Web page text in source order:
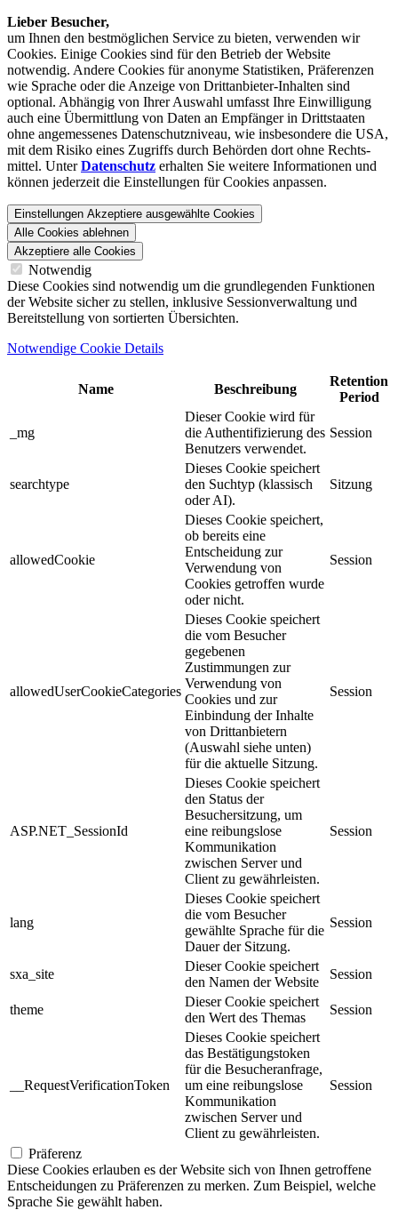
Lieber Besucher,
um Ihnen den best­möglichen Service zu bieten, verwenden wir
Cookies. Einige Cookies sind für den Betrieb der Website
notwendig. Andere Cookies für anonyme Statistiken, Präferenzen
wie Sprache oder die Anzeige von Dritt­anbieter-Inhalten sind
optional. Abhängig von Ihrer Auswahl umfasst Ihre Einwilligung
auch eine Übermittlung von Daten an Empfänger in Drittstaaten
ohne angemessenes Daten­schutz­niveau, wie insbesondere die USA,
mit dem Risiko eines Zugriffs durch Behörden dort ohne Rechts­
mittel. UnterDatenschutz erhalten Sie weitere Informationen und
können jederzeit die Einstellungen für Cookies anpassen.
Einstellungen Akzeptiere ausgewählte Cookies
Alle Cookies ablehnen
Akzeptiere alle Cookies
Notwendig
Diese Cookies sind notwendig um die grundlegenden Funktionen
der Website sicher zu stellen, inklusive Sessionverwaltung und
Bereitstellung von sortierten Übersichten.
Notwendige Cookie Details
Name Beschreibung
Retention
Period
_mg
Dieser Cookie wird für
die Authentifizierung des
Benutzers verwendet.
Session
searchtype
Dieses Cookie speichert
den Suchtyp (klassisch
oder AI).
Sitzung
allowedCookie
Dieses Cookie speichert,
ob bereits eine
Entscheidung zur
Verwendung von
Cookies getroffen wurde
oder nicht.
Session
allowedUserCookieCategories
Dieses Cookie speichert
die vom Besucher
gegebenen
Zustimmungen zur
Verwendung von
Cookies und zur
Einbindung der Inhalte
von Drittanbietern
(Auswahl siehe unten)
für die aktuelle Sitzung.
Session
ASP.NET_SessionId
Dieses Cookie speichert
den Status der
Besuchersitzung, um
eine reibungslose
Kommunikation
zwischen Server und
Client zu gewährleisten.
Session
lang
Dieses Cookie speichert
die vom Besucher
gewählte Sprache für die
Dauer der Sitzung.
Session
sxa_site
Dieser Cookie speichert
den Namen der Website
Session
theme
Dieser Cookie speichert
den Wert des Themas
Session
__RequestVerificationToken
Dieses Cookie speichert
das Bestätigungstoken
für die Besucheranfrage,
um eine reibungslose
Kommunikation
zwischen Server und
Client zu gewährleisten.
Session
Präferenz
Diese Cookies erlauben es der Website sich von Ihnen getroffene
Entscheidungen zu Präferenzen zu merken. Zum Beispiel, welche
Sprache Sie gewählt haben.